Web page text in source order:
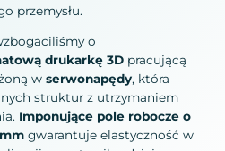
przemysłu.
o
drukarkę 3D pracującą
w serwonapędy, która
struktur z utrzymaniem
Imponujące pole robocze o
gwarantuje elastyczność w